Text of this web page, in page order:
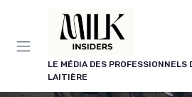
LE MÉDIA DES PROFESSIONNELS
LAITIÈRE